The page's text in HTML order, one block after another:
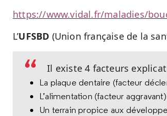
https://www.vidal.fr/maladies/
L’UFSBD (Union française de la
Il existe 4 facteurs
La plaque dentaire (facteur
L’alimentation (facteur aggravant)
Un terrain propice aux